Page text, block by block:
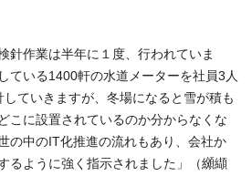
針作業は半年に１度、行われていま
ている1400軒の水道メーターを社員3人
ていきますが、冬場になると雪が積も
こに設置されているのか分からなくな
の中のIT化推進の流れもあり、会社か
るように強く指示されました」（纐纈